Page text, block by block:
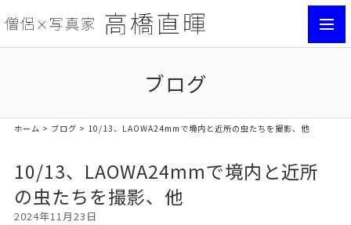
ブログ
ホーム > ブログ > 10/13、LAOWA24mmで境内と近所の虫たちを撮影、他
10/13、LAOWA24mmで境内と近所
の虫たちを撮影、他
2024年11月23日